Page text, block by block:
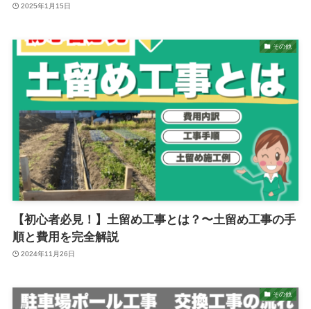
2025年1月15日
その他
【初心者必見！】土留め工事とは？〜土留め工事の手
順と費用を完全解説
2024年11月26日
その他